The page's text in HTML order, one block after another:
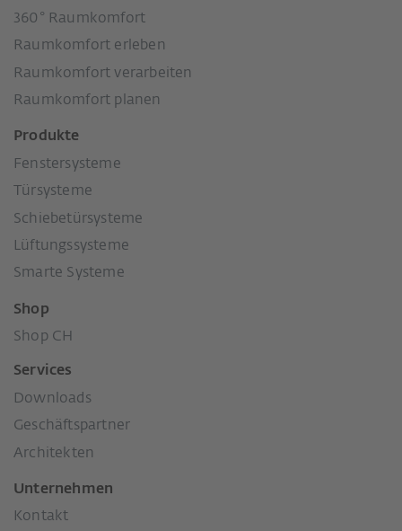
360° Raumkomfort
Raumkomfort erleben
Raumkomfort verarbeiten
Raumkomfort planen
Produkte
Fenstersysteme
Türsysteme
Schiebetürsysteme
Lüftungssysteme
Smarte Systeme
Shop
Shop CH
Services
Downloads
Geschäftspartner
Architekten
Unternehmen
Kontakt